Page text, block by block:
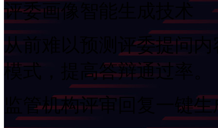
评委画像智能生成技术
从前难以预测评委提问内
模式，提高答辩通过率。
监管机构评审回复一键生